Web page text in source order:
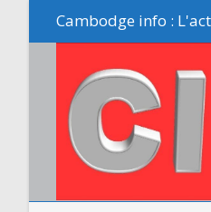
Cambodge info :